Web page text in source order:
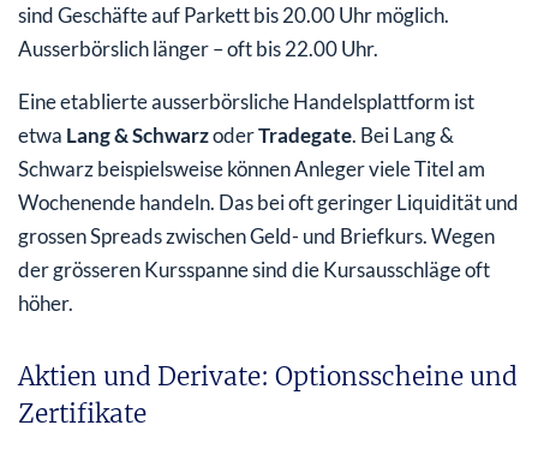
sind Geschäfte auf Parkett bis 20.00 Uhr möglich.
Ausserbörslich länger – oft bis 22.00 Uhr.
Eine etablierte ausserbörsliche Handelsplattform ist
etwa Lang & SchwarzoderTradegate. Bei Lang &
Schwarz beispielsweise können Anleger viele Titel am
Wochenende handeln. Das bei oft geringer Liquidität und
grossen Spreads zwischen Geld- und Briefkurs. Wegen
der grösseren Kursspanne sind die Kursausschläge oft
höher.
Aktien und Derivate: Optionsscheine und
Zertifikate